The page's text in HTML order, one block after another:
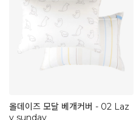
올데이즈 모달 베개커버 - 02 Laz
y sunday